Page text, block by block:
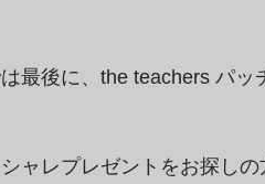
最後に、the teachers パ
ャレプレゼントをお探し